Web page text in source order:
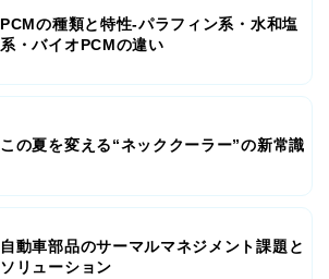
PCMの種類と特性-パラフィン系・水和塩
系・バイオPCMの違い
この夏を変える“ネッククーラー”の新常識
自動車部品のサーマルマネジメント課題と
ソリューション